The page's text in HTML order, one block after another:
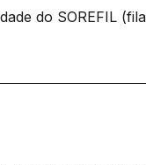
do SOREFIL